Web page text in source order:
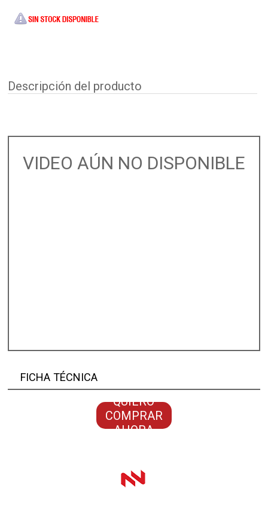
Descripción del producto
VIDEO AÚN NO DISPONIBLE
FICHA TÉCNICA
QUIERO
COMPRAR
AHORA